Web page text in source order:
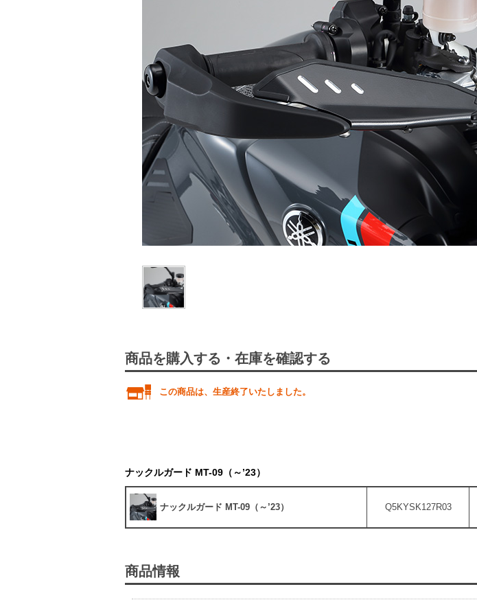
商品を購入する・在庫を確認する
この商品は、生産終了いたしました。
ナックルガード MT-09（～’23）
ナックルガード MT-09（～’23） Q5KYSK127R03
商品情報